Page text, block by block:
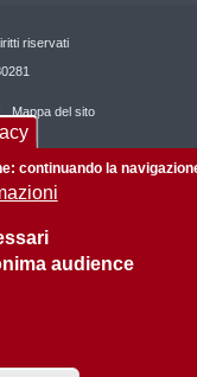
riservati
Mappa del sito
continuando la
audience